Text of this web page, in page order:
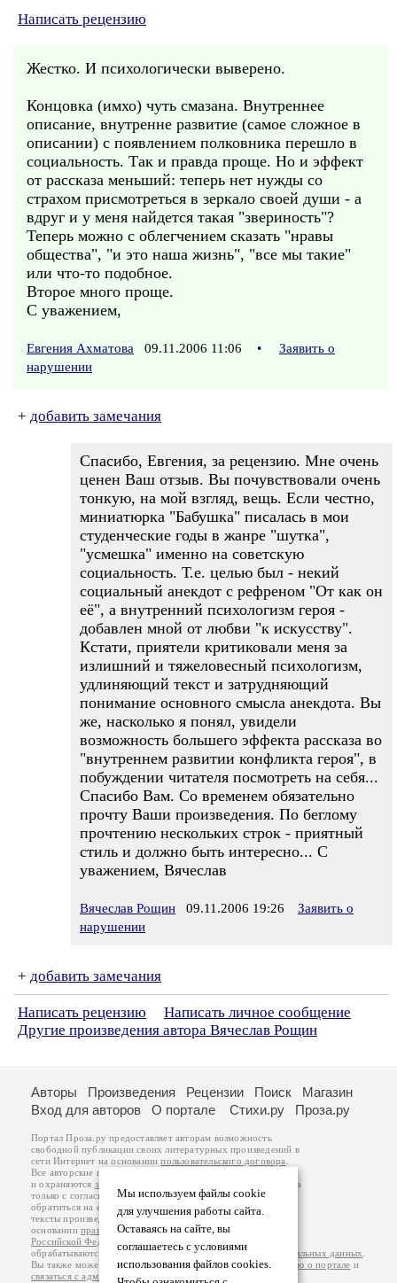
Написать рецензию
Жестко. И психологически выверено.
Концовка (имхо) чуть смазана. Внутреннее
описание, внутренне развитие (самое сложное в
описании) с появлением полковника перешло в
социальность. Так и правда проще. Но и эффект
от рассказа меньший: теперь нет нужды со
страхом присмотреться в зеркало своей души - а
вдруг и у меня найдется такая "звериность"?
Теперь можно с облегчением сказать "нравы
общества", "и это наша жизнь", "все мы такие"
или что-то подобное.
Второе много проще.
С уважением,
Евгения Ахматова 09.11.2006 11:06 •
Заявить о
нарушении
+ добавить замечания
Спасибо, Евгения, за рецензию. Мне очень
ценен Ваш отзыв. Вы почувствовали очень
тонкую, на мой взгляд, вещь. Если честно,
миниатюрка "Бабушка" писалась в мои
студенческие годы в жанре "шутка",
"усмешка" именно на советскую
социальность. Т.е. целью был - некий
социальный анекдот с рефреном "От как он
её", а внутренний психологизм героя -
добавлен мной от любви "к искусству".
Кстати, приятели критиковали меня за
излишний и тяжеловесный психологизм,
удлиняющий текст и затрудняющий
понимание основного смысла анекдота. Вы
же, насколько я понял, увидели
возможность большего эффекта рассказа во
"внутреннем развитии конфликта героя", в
побуждении читателя посмотреть на себя...
Спасибо Вам. Со временем обязательно
прочту Ваши произведения. По беглому
прочтению нескольких строк - приятный
стиль и должно быть интересно... С
уважением, Вячеслав
Вячеслав Рощин 09.11.2006 19:26
Заявить о
нарушении
+ добавить замечания
Написать рецензию
Написать личное сообщение
Другие произведения автора Вячеслав Рощин
Мы используем файлы cookie
для улучшения работы сайта.
Оставаясь на сайте, вы
соглашаетесь с условиями
использования файлов cookies.
Авторы Произведения Рецензии Поиск
Магазин
Вход для авторов
О портале Стихи.ру Проза.ру
Портал Проза.ру предоставляет авторам возможность
свободной публикации своих литературных произведений в
сети Интернет на основаниипользовательского договора
Все авторские права на произведения принадлежат авторам
и охраняются законом
. Перепечатка произведений возможна
только с согласия его автора, к которому вы можете
обратиться на его авторской странице. Ответственность за
тексты произведений авторы несут самостоятельно на
основанииправил публикацииизаконодательства
Российской Федерации
обрабатываются на основанииПолитики обработки персональных данных
Вы также можете посмотреть более подробнуюинформацию о портале и
связаться с администрацией